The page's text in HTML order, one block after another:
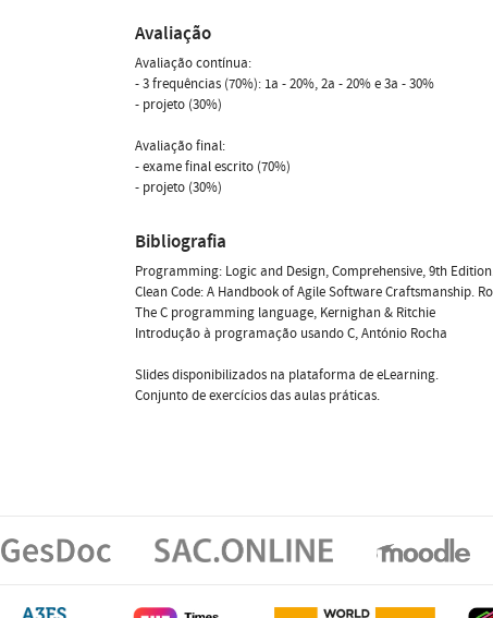
Avaliação
Avaliação contínua:
- 3 frequências (70%): 1a - 20%, 2a - 20% e 3a - 30%
- projeto (30%)
Avaliação final:
- exame final escrito (70%)
- projeto (30%)
Bibliografia
Programming: Logic and Design, Comprehensive, 9th
Clean Code: A Handbook of Agile Software Craftsmanship.
The C programming language, Kernighan & Ritchie
Introdução à programação usando C, António Rocha
Slides disponibilizados na plataforma de eLearning.
Conjunto de exercícios das aulas práticas.